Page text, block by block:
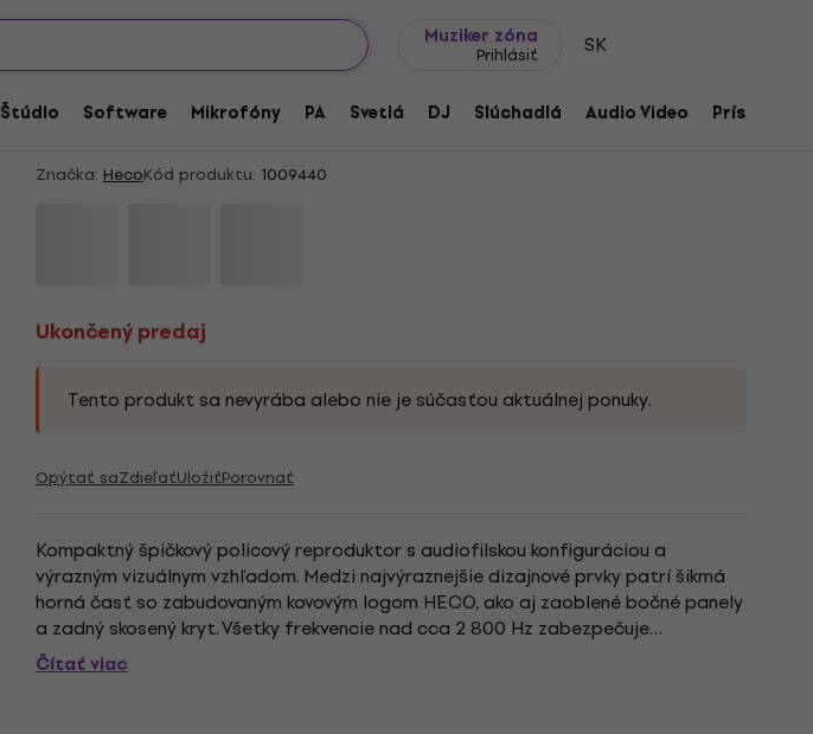
Muziker zóna
Prihlásiť SK
Štúdio Software Mikrofóny PA Svetlá DJ Slúchadlá Audio Video
Ukončený predaj
Heco Celan Revolution 3 Hi-Fi Regálový reproduktor
Značka: HecoKód produktu: 1009440
Ukončený predaj
Tento produkt sa nevyrába alebo nie je súčasťou aktuálnej ponuky.
Opýtať saZdieľaťUložiťPorovnať
Kompaktný špičkový policový reproduktor s audiofilskou konfiguráciou a
výrazným vizuálnym vzhľadom. Medzi najvýraznejšie dizajnové prvky patrí šikmá
horná časť so zabudovaným kovovým logom HECO, ako aj zaoblené bočné panely
a zadný skosený kryt. Všetky frekvencie nad cca 2 800 Hz zabezpečuje
novovyvinutý výškový reproduktor Fluktus s 30 mm PFC...
Čítať viac